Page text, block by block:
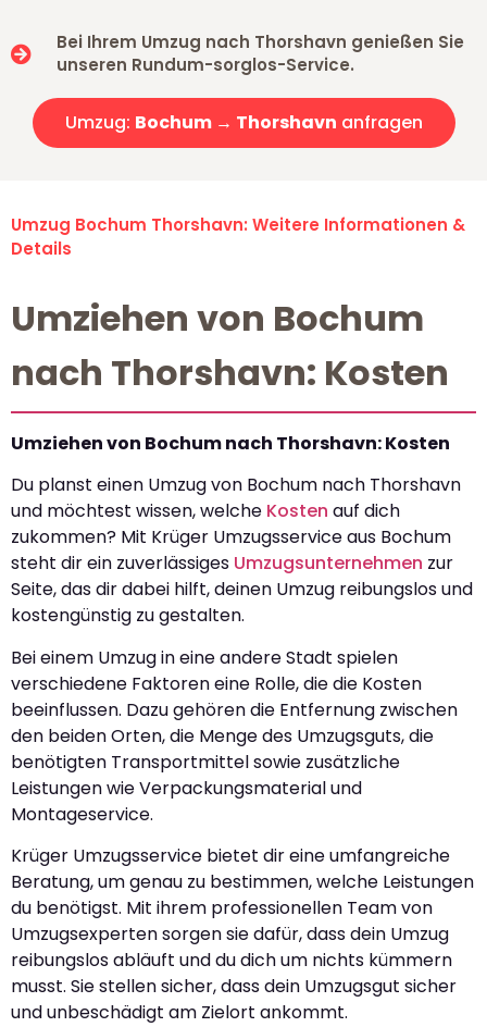
Bei Ihrem Umzug nach Thorshavn genießen Sie
unseren Rundum-sorglos-Service.
Umzug: Bochum → Thorshavn anfragen
Umzug Bochum Thorshavn: Weitere Informationen &
Details
Umziehen von Bochum
nach Thorshavn: Kosten
Umziehen von Bochum nach Thorshavn: Kosten
Du planst einen Umzug von Bochum nach Thorshavn
und möchtest wissen, welche Kosten auf dich
zukommen? Mit Krüger Umzugsservice aus Bochum
steht dir ein zuverlässiges Umzugsunternehmen zur
Seite, das dir dabei hilft, deinen Umzug reibungslos und
kostengünstig zu gestalten.
Bei einem Umzug in eine andere Stadt spielen
verschiedene Faktoren eine Rolle, die die Kosten
beeinflussen. Dazu gehören die Entfernung zwischen
den beiden Orten, die Menge des Umzugsguts, die
benötigten Transportmittel sowie zusätzliche
Leistungen wie Verpackungsmaterial und
Montageservice.
Krüger Umzugsservice bietet dir eine umfangreiche
Beratung, um genau zu bestimmen, welche Leistungen
du benötigst. Mit ihrem professionellen Team von
Umzugsexperten sorgen sie dafür, dass dein Umzug
reibungslos abläuft und du dich um nichts kümmern
musst. Sie stellen sicher, dass dein Umzugsgut sicher
und unbeschädigt am Zielort ankommt.